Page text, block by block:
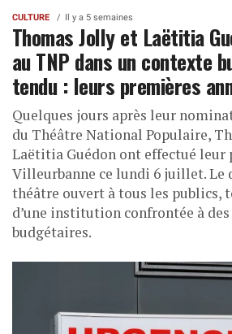
CULTURE Il y a 5 semaines
Thomas Jolly et Laëtitia
au TNP dans un contexte
tendu : leurs premières
Quelques jours après leur
du Théâtre National Populaire,
Laëtitia Guédon ont effectué leur
Villeurbanne ce lundi 6 juillet. Le
théâtre ouvert à tous les publics,
d’une institution confrontée à
budgétaires.